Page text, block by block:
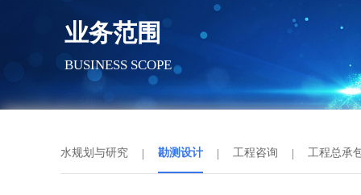
公司领导
组织机构
历史沿革
业务范围
BUSINESS SCOPE
水规划与研究 | 勘测设计 | 工程咨询 | 工程总承